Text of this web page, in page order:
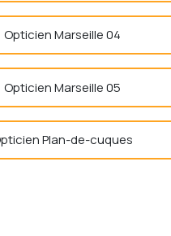
Opticien Marseille 04
Opticien Marseille 05
Plan-de-cuques